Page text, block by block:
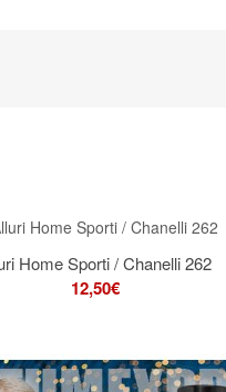
Home Sporti / Chanelli 262
12,50€